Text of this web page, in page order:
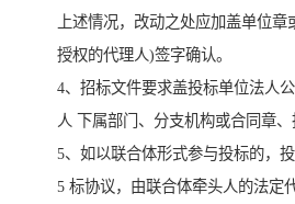
上述情况，改动之处应加盖单位
授权的代理人)签字确认。
4、招标文件要求盖投标单位法人
人 下属部门、分支机构或合同章、
5、如以联合体形式参与投标的，
5 标协议，由联合体牵头人的法定